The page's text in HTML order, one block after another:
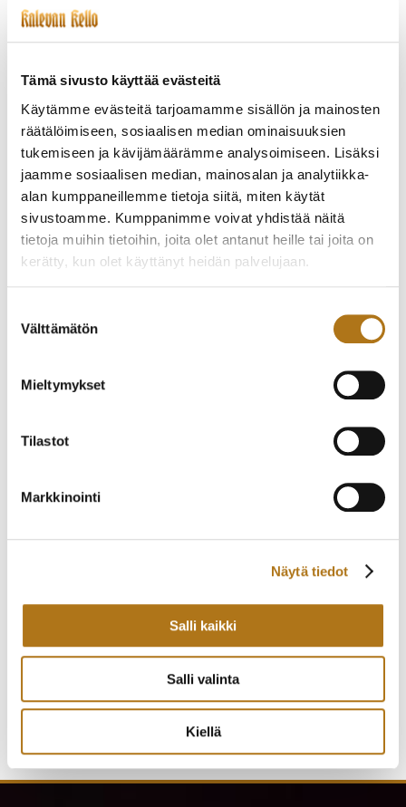
Tämä sivusto käyttää evästeitä
Käytämme evästeitä tarjoamamme sisällön ja mainosten
räätälöimiseen, sosiaalisen median ominaisuuksien
tukemiseen ja kävijämäärämme analysoimiseen. Lisäksi
jaamme sosiaalisen median, mainosalan ja analytiikka-
alan kumppaneillemme tietoja siitä, miten käytät
sivustoamme. Kumppanimme voivat yhdistää näitä
tietoja muihin tietoihin, joita olet antanut heille tai joita on
kerätty, kun olet käyttänyt heidän palvelujaan.
valinta
Välttämätön
Mieltymykset
Tilastot
Markkinointi
Näytä tiedot
Salli kaikki
Salli valinta
Kiellä
HIENO PUKUKELLO